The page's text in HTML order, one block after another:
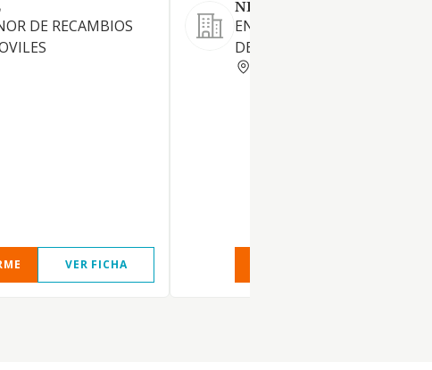
DE RECAMBIOS
VER FICHA
NEUMATICOS RAFER SL
ENGRASE LAVADO Y
DE VEHICULOS